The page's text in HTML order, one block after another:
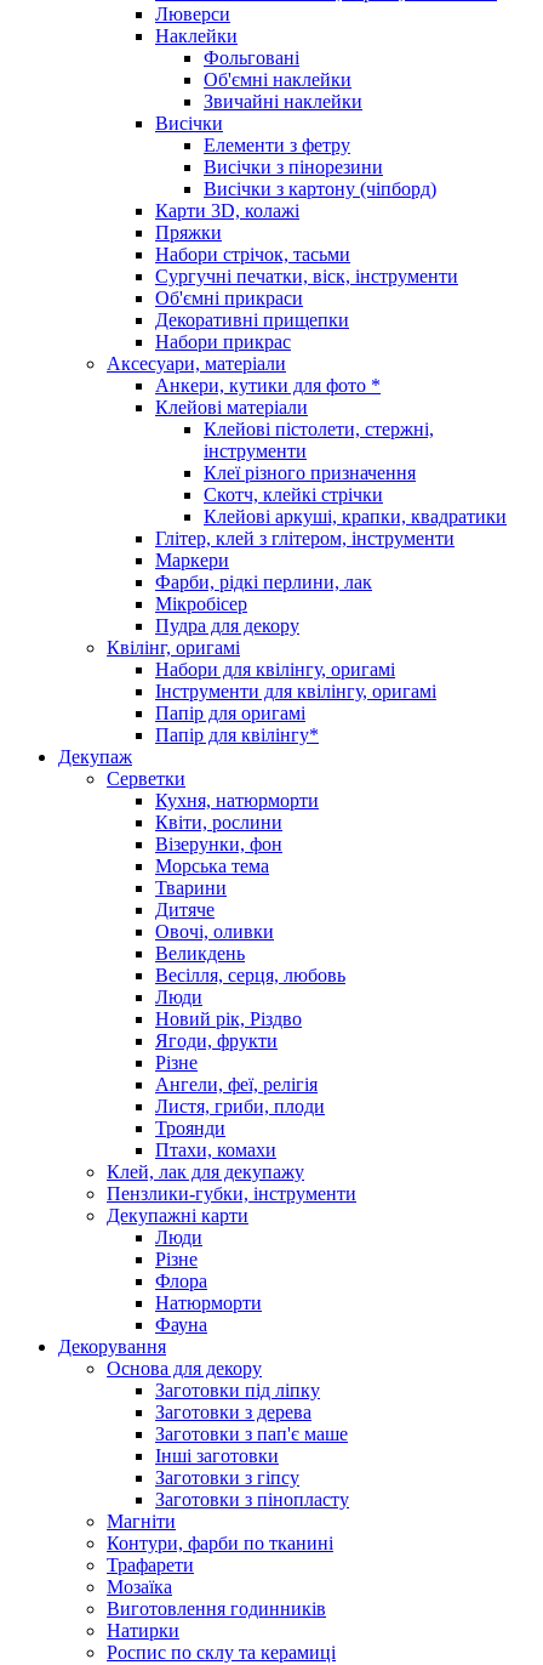
Люверси
Наклейки
Фольговані
Об'ємні наклейки
Звичайні наклейки
Висічки
Елементи з фетру
Висічки з пінорезини
Висічки з картону (чіпборд)
Карти 3D, колажі
Пряжки
Набори стрічок, тасьми
Сургучні печатки, віск, інструменти
Об'ємні прикраси
Декоративні прищепки
Набори прикрас
Аксесуари, матеріали
Анкери, кутики для фото *
Клейові матеріали
Клейові пістолети, стержні,
інструменти
Клеї різного призначення
Скотч, клейкі стрічки
Клейові аркуші, крапки, квадратики
Глітер, клей з глітером, інструменти
Маркери
Фарби, рідкі перлини, лак
Мікробісер
Пудра для декору
Квілінг, оригамі
Набори для квілінгу, оригамі
Інструменти для квілінгу, оригамі
Папір для оригамі
Папір для квілінгу*
Декупаж
Серветки
Кухня, натюрморти
Квіти, рослини
Візерунки, фон
Морська тема
Тварини
Дитяче
Овочі, оливки
Великдень
Весілля, серця, любовь
Люди
Новий рік, Різдво
Ягоди, фрукти
Різне
Ангели, феї, релігія
Листя, гриби, плоди
Троянди
Птахи, комахи
Клей, лак для декупажу
Пензлики-губки, інструменти
Декупажні карти
Люди
Різне
Флора
Натюрморти
Фауна
Декорування
Основа для декору
Заготовки під ліпку
Заготовки з дерева
Заготовки з пап'є маше
Інші заготовки
Заготовки з гіпсу
Заготовки з пінопласту
Магніти
Контури, фарби по тканині
Трафарети
Мозаїка
Виготовлення годинників
Натирки
Роспис по склу та керамиці